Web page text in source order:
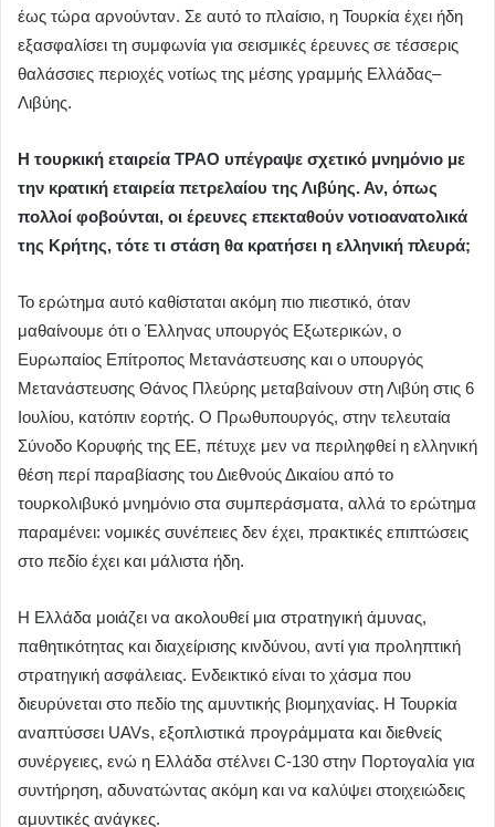
έως τώρα αρνούνταν. Σε αυτό το πλαίσιο, η Τουρκία έχει ήδη
εξασφαλίσει τη συμφωνία για σεισμικές έρευνες σε τέσσερις
θαλάσσιες περιοχές νοτίως της μέσης γραμμής Ελλάδας–
Λιβύης.
Η τουρκική εταιρεία ΤΡΑΟ υπέγραψε σχετικό μνημόνιο με
την κρατική εταιρεία πετρελαίου της Λιβύης. Αν, όπως
πολλοί φοβούνται, οι έρευνες επεκταθούν νοτιοανατολικά
της Κρήτης, τότε τι στάση θα κρατήσει η ελληνική πλευρά;
Το ερώτημα αυτό καθίσταται ακόμη πιο πιεστικό, όταν
μαθαίνουμε ότι ο Έλληνας υπουργός Εξωτερικών, ο
Ευρωπαίος Επίτροπος Μετανάστευσης και ο υπουργός
Μετανάστευσης Θάνος Πλεύρης μεταβαίνουν στη Λιβύη στις 6
Ιουλίου, κατόπιν εορτής. Ο Πρωθυπουργός, στην τελευταία
Σύνοδο Κορυφής της ΕΕ, πέτυχε μεν να περιληφθεί η ελληνική
θέση περί παραβίασης του Διεθνούς Δικαίου από το
τουρκολιβυκό μνημόνιο στα συμπεράσματα, αλλά το ερώτημα
παραμένει: νομικές συνέπειες δεν έχει, πρακτικές επιπτώσεις
στο πεδίο έχει και μάλιστα ήδη.
Η Ελλάδα μοιάζει να ακολουθεί μια στρατηγική άμυνας,
παθητικότητας και διαχείρισης κινδύνου, αντί για προληπτική
στρατηγική ασφάλειας. Ενδεικτικό είναι το χάσμα που
διευρύνεται στο πεδίο της αμυντικής βιομηχανίας. Η Τουρκία
αναπτύσσει UAVs, εξοπλιστικά προγράμματα και διεθνείς
συνέργειες, ενώ η Ελλάδα στέλνει C-130 στην Πορτογαλία για
συντήρηση, αδυνατώντας ακόμη και να καλύψει στοιχειώδεις
αμυντικές ανάγκες.